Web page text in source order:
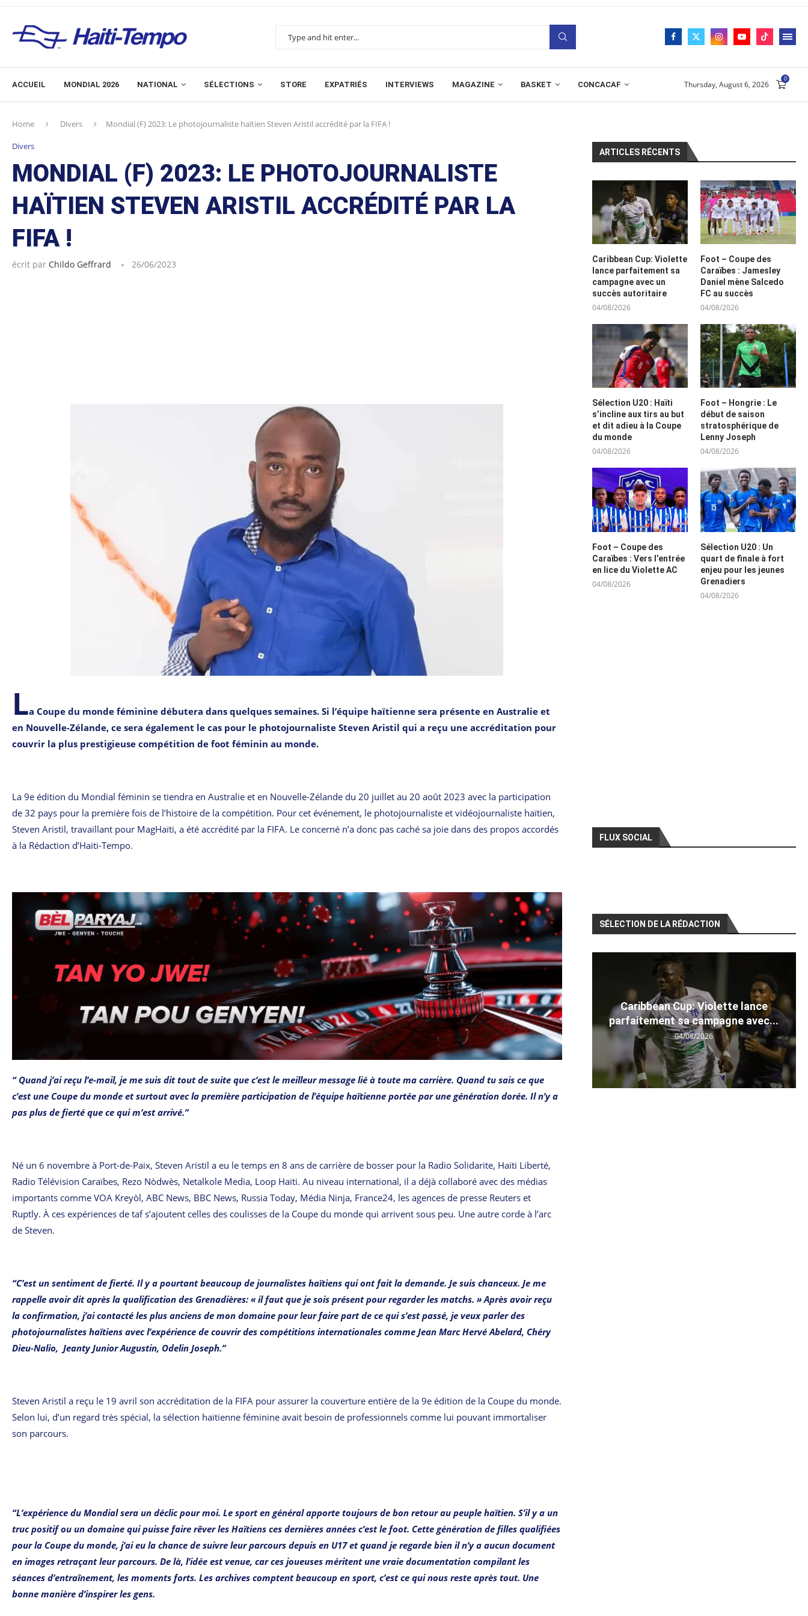
ACCUEIL MONDIAL 2026 NATIONAL SÉLECTIONS STORE EXPATRIÉS INTERVIEWS MAGAZINE BASKET CONCACAF Thursday, August 6, 2026
0
Home Divers Mondial (F) 2023: Le photojournaliste haïtien Steven Aristil accrédité par la FIFA !
Divers
MONDIAL (F) 2023: LE PHOTOJOURNALISTE
HAÏTIEN STEVEN ARISTIL ACCRÉDITÉ PAR LA
FIFA !
écrit par Childo Geffrard 26/06/2023
La Coupe du monde féminine débutera dans quelques semaines. Si l’équipe haïtienne sera présente en Australie et
en Nouvelle-Zélande, ce sera également le cas pour le photojournaliste Steven Aristil qui a reçu une accréditation pour
couvrir la plus prestigieuse compétition de foot féminin au monde.
La 9e édition du Mondial féminin se tiendra en Australie et en Nouvelle-Zélande du 20 juillet au 20 août 2023 avec la participation
de 32 pays pour la première fois de l’histoire de la compétition. Pour cet événement, le photojournaliste et vidéojournaliste haïtien,
Steven Aristil, travaillant pour MagHaïti, a été accrédité par la FIFA. Le concerné n’a donc pas caché sa joie dans des propos accordés
à la Rédaction d’Haiti-Tempo.
“ Quand j’ai reçu l’e-mail, je me suis dit tout de suite que c’est le meilleur message lié à toute ma carrière. Quand tu sais ce que
c’est une Coupe du monde et surtout avec la première participation de l’équipe haïtienne portée par une génération dorée. Il n’y a
pas plus de fierté que ce qui m’est arrivé.”
Né un 6 novembre à Port-de-Paix, Steven Aristil a eu le temps en 8 ans de carrière de bosser pour la Radio Solidarite, Haïti Liberté,
Radio Télévision Caraïbes, Rezo Nòdwès, Netalkole Media, Loop Haïti. Au niveau international, il a déjà collaboré avec des médias
importants comme VOA Kreyòl, ABC News, BBC News, Russia Today, Média Ninja, France24, les agences de presse Reuters et
Ruptly. À ces expériences de taf s’ajoutent celles des coulisses de la Coupe du monde qui arrivent sous peu. Une autre corde à l’arc
de Steven.
“C’est un sentiment de fierté. Il y a pourtant beaucoup de journalistes haïtiens qui ont fait la demande. Je suis chanceux. Je me
rappelle avoir dit après la qualification des Grenadières: « il faut que je sois présent pour regarder les matchs. » Après avoir reçu
la confirmation, j’ai contacté les plus anciens de mon domaine pour leur faire part de ce qui s’est passé, je veux parler des
photojournalistes haïtiens avec l’expérience de couvrir des compétitions internationales comme Jean Marc Hervé Abelard, Chéry
Dieu-Nalio, Jeanty Junior Augustin, Odelin Joseph.”
Steven Aristil a reçu le 19 avril son accréditation de la FIFA pour assurer la couverture entière de la 9e édition de la Coupe du monde.
Selon lui, d’un regard très spécial, la sélection haïtienne féminine avait besoin de professionnels comme lui pouvant immortaliser
son parcours.
“L’expérience du Mondial sera un déclic pour moi. Le sport en général apporte toujours de bon retour au peuple haïtien. S’il y a un
truc positif ou un domaine qui puisse faire rêver les Haïtiens ces dernières années c’est le foot. Cette génération de filles qualifiées
pour la Coupe du monde, j’ai eu la chance de suivre leur parcours depuis en U17 et quand je regarde bien il n’y a aucun document
en images retraçant leur parcours. De là, l’idée est venue, car ces joueuses méritent une vraie documentation compilant les
séances d’entraînement, les moments forts. Les archives comptent beaucoup en sport, c’est ce qui nous reste après tout. Une
bonne manière d’inspirer les gens.
ARTICLES RÉCENTS
Caribbean Cup: Violette
lance parfaitement sa
campagne avec un
succès autoritaire
04/08/2026
Foot – Coupe des
Caraïbes : Jamesley
Daniel mène Salcedo
FC au succès
04/08/2026
Sélection U20 : Haïti
s’incline aux tirs au but
et dit adieu à la Coupe
du monde
04/08/2026
Foot – Hongrie : Le
début de saison
stratosphérique de
Lenny Joseph
04/08/2026
Foot – Coupe des
Caraïbes : Vers l’entrée
en lice du Violette AC
04/08/2026
Sélection U20 : Un
quart de finale à fort
enjeu pour les jeunes
Grenadiers
04/08/2026
FLUX SOCIAL
SÉLECTION DE LA RÉDACTION
Caribbean Cup: Violette lance
parfaitement sa campagne avec...
04/08/2026